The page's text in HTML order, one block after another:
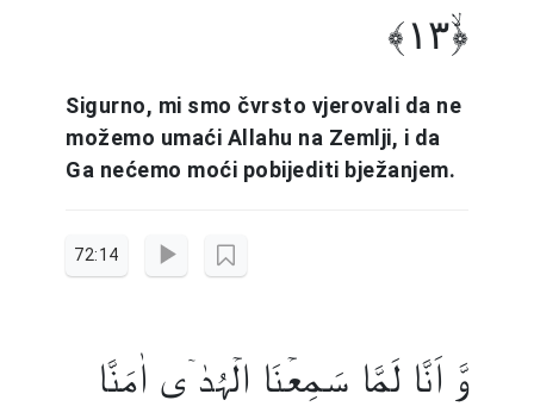
﴿ۙ۱۳﴾
Sigurno, mi smo čvrsto vjerovali da ne
možemo umaći Allahu na Zemlji, i da
Ga nećemo moći pobijediti bježanjem.
72:14
وَّ اَنَّا لَمَّا سَمِعۡنَا الۡہُدٰۤی اٰمَنَّا